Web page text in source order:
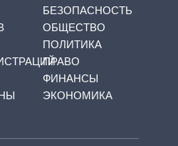
БЕЗОПАСНОСТЬ
ОБЩЕСТВО
ПОЛИТИКА
ПРАВО
ФИНАНСЫ
ЭКОНОМИКА